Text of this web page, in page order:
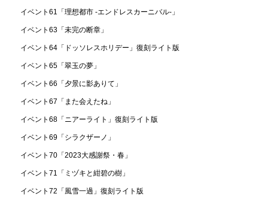
イベント61「理想都市 -エンドレスカーニバル-」
イベント63「未完の断章」
イベント64「ドッソレスホリデー」復刻ライト版
イベント65「翠玉の夢」
イベント66「夕景に影ありて」
イベント67「また会えたね」
イベント68「ニアーライト」復刻ライト版
イベント69「シラクザーノ」
イベント70「2023大感謝祭・春」
イベント71「ミヅキと紺碧の樹」
イベント72「風雪一過」復刻ライト版